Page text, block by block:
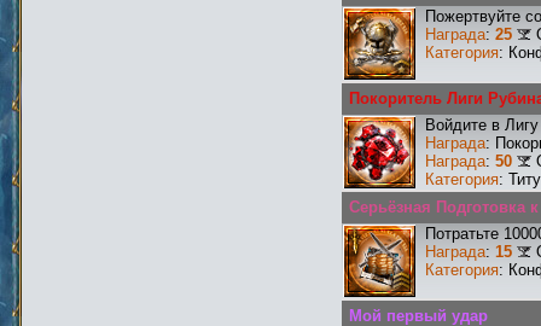
Пожертвуйте
Награда: 25
Категория:
Покоритель Лиги
Войдите в
Награда:
Награда: 50
Категория:
Серьёзная Подготовка
Потратьте
Награда: 15
Категория:
Мой первый удар